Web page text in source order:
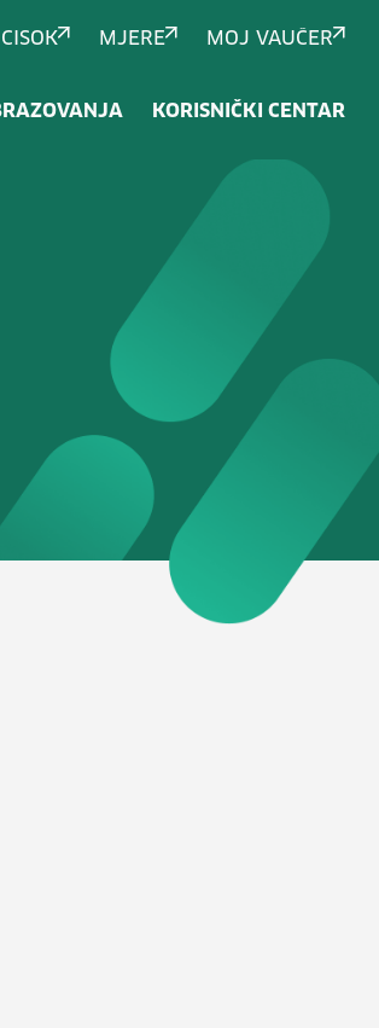
CISOK MJERE MOJ VAUČER
KORISNIČKI CENTAR